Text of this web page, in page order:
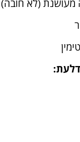
מעושנת (לא חובה)